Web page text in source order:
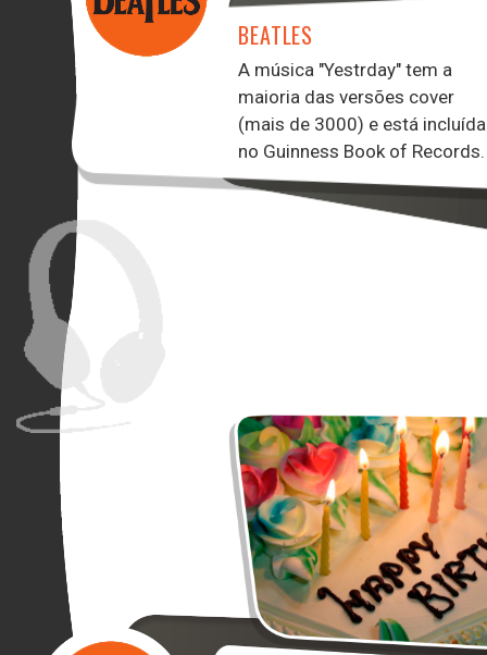
BEATLES
A música "Yestrday" tem a
maioria das versões cover
(mais de 3000) e está incluída
no Guinness Book of Records.